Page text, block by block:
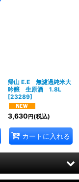
帰山 E.E 無濾過純米大
吟醸 生原酒 1.8L
[23289]
3,630 円(税込)
カートに入れる